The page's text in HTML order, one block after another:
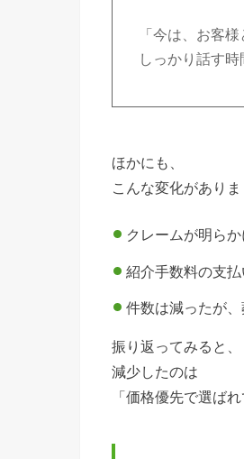
「今は、お客様
しっかり話す時
ほかにも、
こんな変化がありま
クレームが明ら
紹介手数料の支
件数は減ったが
振り返ってみると、
減少したのは
「価格優先で選ば